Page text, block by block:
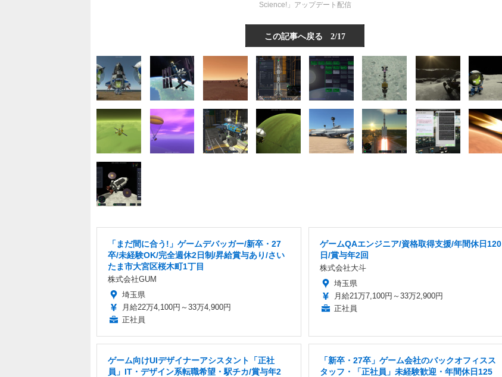
Science!」アップデート配信
この記事へ戻る 2/17
「まだ間に合う!」ゲームデバッガー/新卒・27
卒/未経験OK/完全週休2日制/昇給賞与あり/さい
たま市大宮区桜木町1丁目
株式会社GUM
埼玉県
月給22万4,100円～33万4,900円
正社員
ゲームQAエンジニア/資格取得支援/年間休日120
日/賞与年2回
株式会社大斗
埼玉県
月給21万7,100円～33万2,900円
正社員
ゲーム向けUIデザイナーアシスタント「正社
員」IT・デザイン系転職希望・駅チカ/賞与年2
「新卒・27卒」ゲーム会社のバックオフィスス
タッフ・「正社員」未経験歓迎・年間休日125